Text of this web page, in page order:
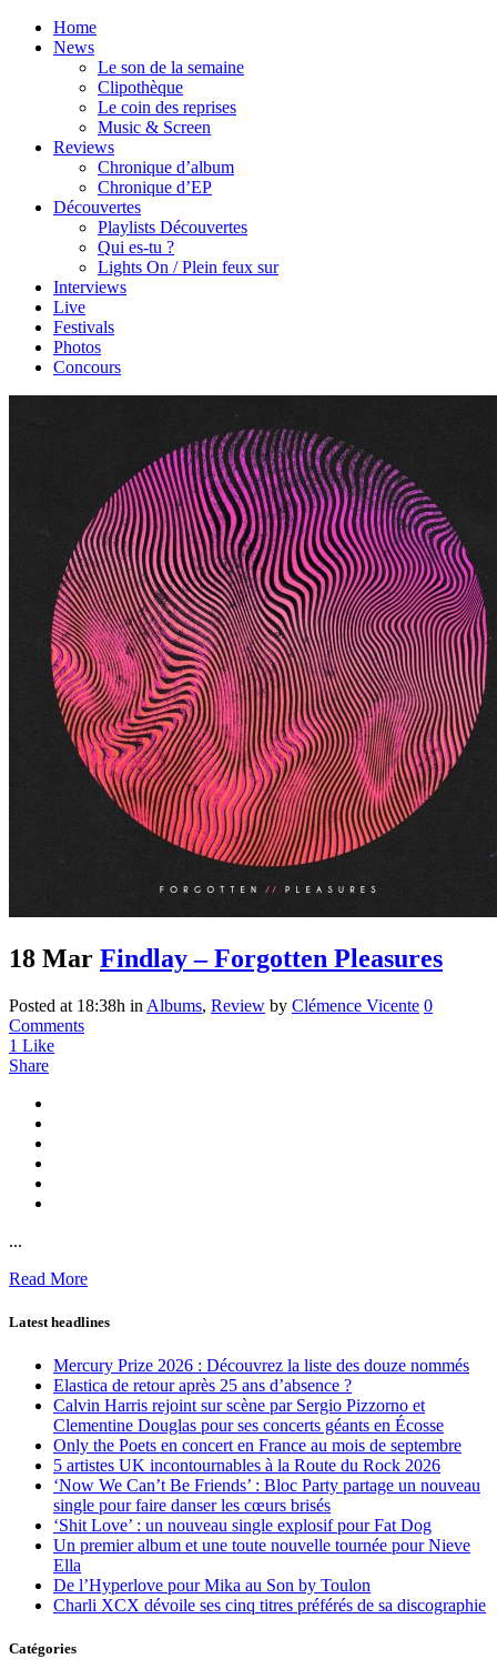
Home
News
Le son de la semaine
Clipothèque
Le coin des reprises
Music & Screen
Reviews
Chronique d’album
Chronique d’EP
Découvertes
Playlists Découvertes
Qui es-tu ?
Lights On / Plein feux sur
Interviews
Live
Festivals
Photos
Concours
18 Mar Findlay – Forgotten Pleasures
Posted at 18:38h in Albums, Review by Clémence Vicente 0
Comments
1 Like
Share
...
Read More
Latest headlines
Mercury Prize 2026 : Découvrez la liste des douze nommés
Elastica de retour après 25 ans d’absence ?
Calvin Harris rejoint sur scène par Sergio Pizzorno et
Clementine Douglas pour ses concerts géants en Écosse
Only the Poets en concert en France au mois de septembre
5 artistes UK incontournables à la Route du Rock 2026
‘Now We Can’t Be Friends’ : Bloc Party partage un nouveau
single pour faire danser les cœurs brisés
‘Shit Love’ : un nouveau single explosif pour Fat Dog
Un premier album et une toute nouvelle tournée pour Nieve
Ella
De l’Hyperlove pour Mika au Son by Toulon
Charli XCX dévoile ses cinq titres préférés de sa discographie
Catégories